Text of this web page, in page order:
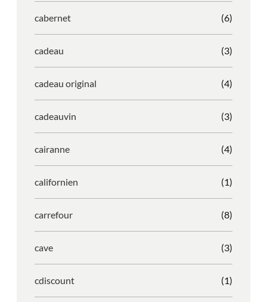
cabernet (6)
cadeau (3)
cadeau original (4)
cadeauvin (3)
cairanne (4)
californien (1)
carrefour (8)
cave (3)
cdiscount (1)